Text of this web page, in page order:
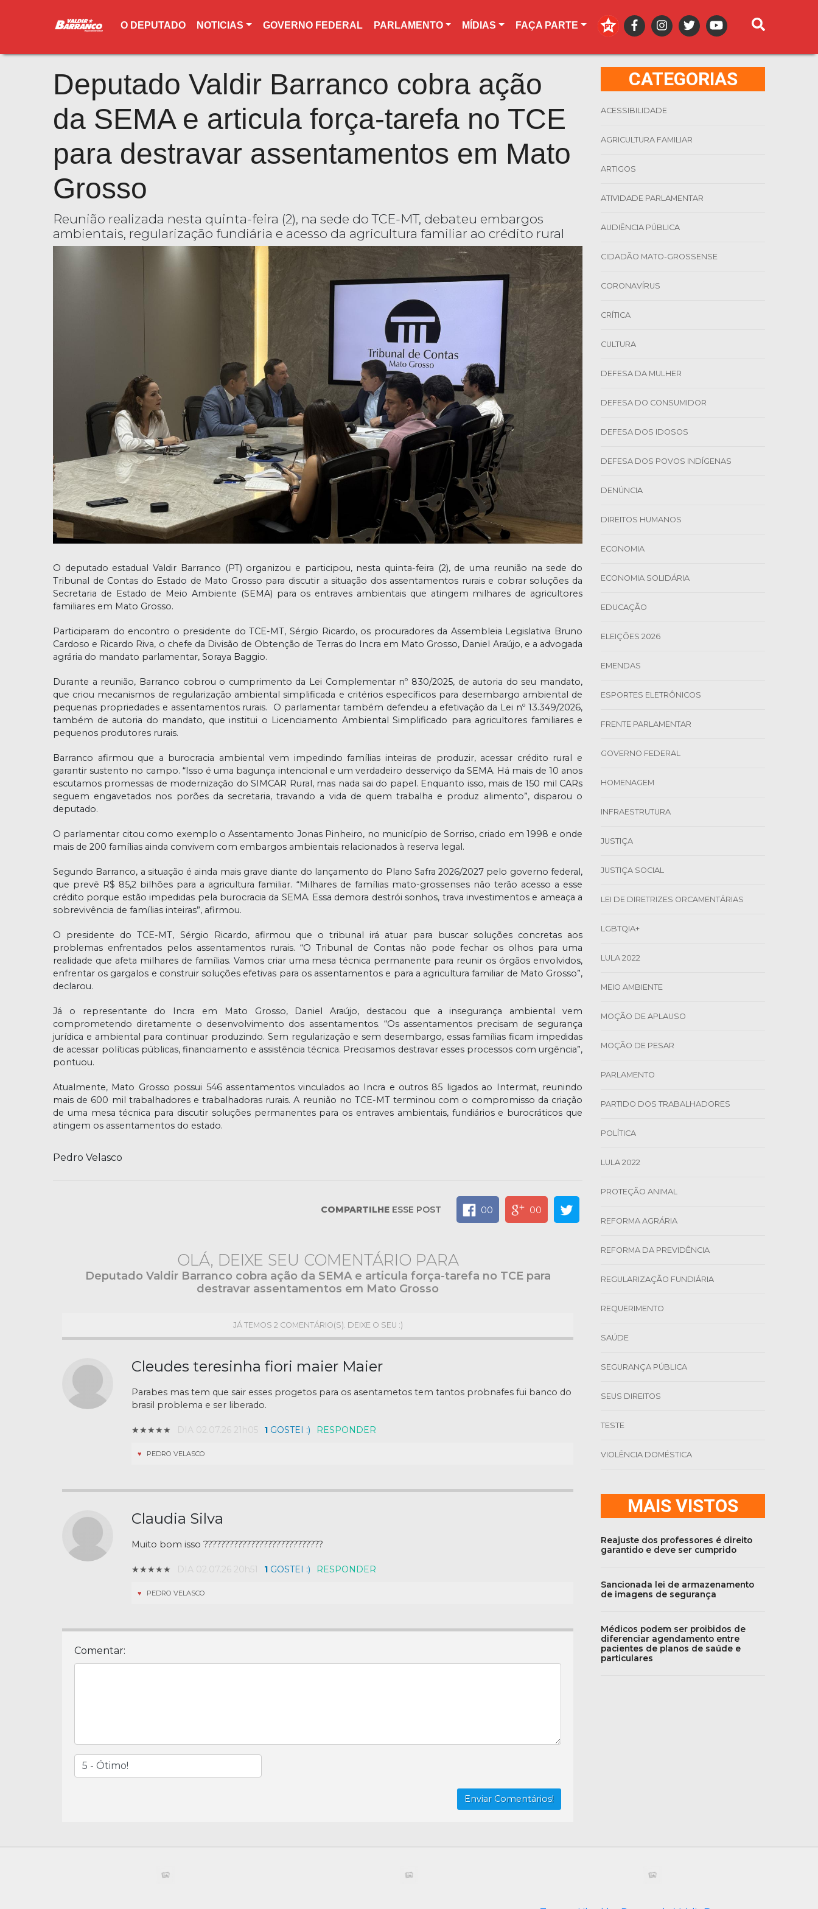
O DEPUTADO NOTICIAS GOVERNO FEDERAL PARLAMENTO MÍDIAS FAÇA PARTE
Deputado Valdir Barranco cobra ação
da SEMA e articula força-tarefa no TCE
para destravar assentamentos em Mato
Grosso
Reunião realizada nesta quinta-feira (2), na sede do TCE-MT, debateu embargos
ambientais, regularização fundiária e acesso da agricultura familiar ao crédito rural
O deputado estadual Valdir Barranco (PT) organizou e participou, nesta quinta-feira (2), de uma reunião na sede do
Tribunal de Contas do Estado de Mato Grosso para discutir a situação dos assentamentos rurais e cobrar soluções da
Secretaria de Estado de Meio Ambiente (SEMA) para os entraves ambientais que atingem milhares de agricultores
familiares em Mato Grosso.
Participaram do encontro o presidente do TCE-MT, Sérgio Ricardo, os procuradores da Assembleia Legislativa Bruno
Cardoso e Ricardo Riva, o chefe da Divisão de Obtenção de Terras do Incra em Mato Grosso, Daniel Araújo, e a advogada
agrária do mandato parlamentar, Soraya Baggio.
Durante a reunião, Barranco cobrou o cumprimento da Lei Complementar nº 830/2025, de autoria do seu mandato,
que criou mecanismos de regularização ambiental simplificada e critérios específicos para desembargo ambiental de
pequenas propriedades e assentamentos rurais. O parlamentar também defendeu a efetivação da Lei nº 13.349/2026,
também de autoria do mandato, que institui o Licenciamento Ambiental Simplificado para agricultores familiares e
pequenos produtores rurais.
Barranco afirmou que a burocracia ambiental vem impedindo famílias inteiras de produzir, acessar crédito rural e
garantir sustento no campo. “Isso é uma bagunça intencional e um verdadeiro desserviço da SEMA. Há mais de 10 anos
escutamos promessas de modernização do SIMCAR Rural, mas nada sai do papel. Enquanto isso, mais de 150 mil CARs
seguem engavetados nos porões da secretaria, travando a vida de quem trabalha e produz alimento”, disparou o
deputado.
O parlamentar citou como exemplo o Assentamento Jonas Pinheiro, no município de Sorriso, criado em 1998 e onde
mais de 200 famílias ainda convivem com embargos ambientais relacionados à reserva legal.
Segundo Barranco, a situação é ainda mais grave diante do lançamento do Plano Safra 2026/2027 pelo governo federal,
que prevê R$ 85,2 bilhões para a agricultura familiar. “Milhares de famílias mato-grossenses não terão acesso a esse
crédito porque estão impedidas pela burocracia da SEMA. Essa demora destrói sonhos, trava investimentos e ameaça a
sobrevivência de famílias inteiras”, afirmou.
O presidente do TCE-MT, Sérgio Ricardo, afirmou que o tribunal irá atuar para buscar soluções concretas aos
problemas enfrentados pelos assentamentos rurais. “O Tribunal de Contas não pode fechar os olhos para uma
realidade que afeta milhares de famílias. Vamos criar uma mesa técnica permanente para reunir os órgãos envolvidos,
enfrentar os gargalos e construir soluções efetivas para os assentamentos e para a agricultura familiar de Mato Grosso”,
declarou.
Já o representante do Incra em Mato Grosso, Daniel Araújo, destacou que a insegurança ambiental vem
comprometendo diretamente o desenvolvimento dos assentamentos. “Os assentamentos precisam de segurança
jurídica e ambiental para continuar produzindo. Sem regularização e sem desembargo, essas famílias ficam impedidas
de acessar políticas públicas, financiamento e assistência técnica. Precisamos destravar esses processos com urgência”,
pontuou.
Atualmente, Mato Grosso possui 546 assentamentos vinculados ao Incra e outros 85 ligados ao Intermat, reunindo
mais de 600 mil trabalhadores e trabalhadoras rurais. A reunião no TCE-MT terminou com o compromisso da criação
de uma mesa técnica para discutir soluções permanentes para os entraves ambientais, fundiários e burocráticos que
atingem os assentamentos do estado.
Pedro Velasco
COMPARTILHE ESSE POST 00 00
OLÁ, DEIXE SEU COMENTÁRIO PARA
Deputado Valdir Barranco cobra ação da SEMA e articula força-tarefa no TCE para
destravar assentamentos em Mato Grosso
JÁ TEMOS 2 COMENTÁRIO(S). DEIXE O SEU :)
Cleudes teresinha fiori maier Maier
Parabes mas tem que sair esses progetos para os asentametos tem tantos probnafes fui banco do
brasil problema e ser liberado.
★★★★★ DIA 02.07.26 21h05 1 GOSTEI :) RESPONDER
PEDRO VELASCO
Claudia Silva
Muito bom isso ????????????????????????????
★★★★★ DIA 02.07.26 20h51 1 GOSTEI :) RESPONDER
PEDRO VELASCO
Comentar:
Enviar Comentários!
CATEGORIAS
ACESSIBILIDADE
AGRICULTURA FAMILIAR
ARTIGOS
ATIVIDADE PARLAMENTAR
AUDIÊNCIA PÚBLICA
CIDADÃO MATO-GROSSENSE
CORONAVÍRUS
CRÍTICA
CULTURA
DEFESA DA MULHER
DEFESA DO CONSUMIDOR
DEFESA DOS IDOSOS
DEFESA DOS POVOS INDÍGENAS
DENÚNCIA
DIREITOS HUMANOS
ECONOMIA
ECONOMIA SOLIDÁRIA
EDUCAÇÃO
ELEIÇÕES 2026
EMENDAS
ESPORTES ELETRÔNICOS
FRENTE PARLAMENTAR
GOVERNO FEDERAL
HOMENAGEM
INFRAESTRUTURA
JUSTIÇA
JUSTIÇA SOCIAL
LEI DE DIRETRIZES ORCAMENTÁRIAS
LGBTQIA+
LULA 2022
MEIO AMBIENTE
MOÇÃO DE APLAUSO
MOÇÃO DE PESAR
PARLAMENTO
PARTIDO DOS TRABALHADORES
POLÍTICA
LULA 2022
PROTEÇÃO ANIMAL
REFORMA AGRÁRIA
REFORMA DA PREVIDÊNCIA
REGULARIZAÇÃO FUNDIÁRIA
REQUERIMENTO
SAÚDE
SEGURANÇA PÚBLICA
SEUS DIREITOS
TESTE
VIOLÊNCIA DOMÉSTICA
MAIS VISTOS
Reajuste dos professores é direito
garantido e deve ser cumprido
Sancionada lei de armazenamento
de imagens de segurança
Médicos podem ser proibidos de
diferenciar agendamento entre
pacientes de planos de saúde e
particulares